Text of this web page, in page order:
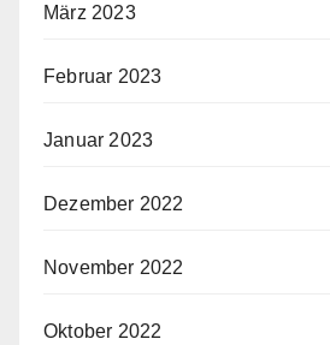
März 2023
Februar 2023
Januar 2023
Dezember 2022
November 2022
Oktober 2022